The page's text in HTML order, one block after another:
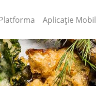
(current)
Aplicație Mobil